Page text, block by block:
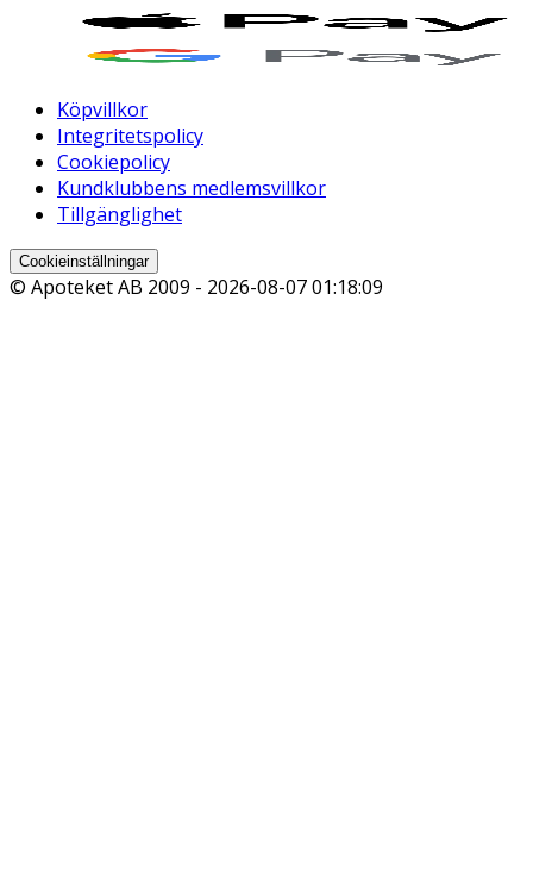
Köpvillkor
Integritetspolicy
Cookiepolicy
Kundklubbens medlemsvillkor
Tillgänglighet
Cookieinställningar
© Apoteket AB 2009 - 2026-08-07 01:18:09